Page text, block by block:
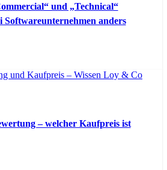
und „Technical“
Softwareunternehmen anders
– welcher Kaufpreis ist